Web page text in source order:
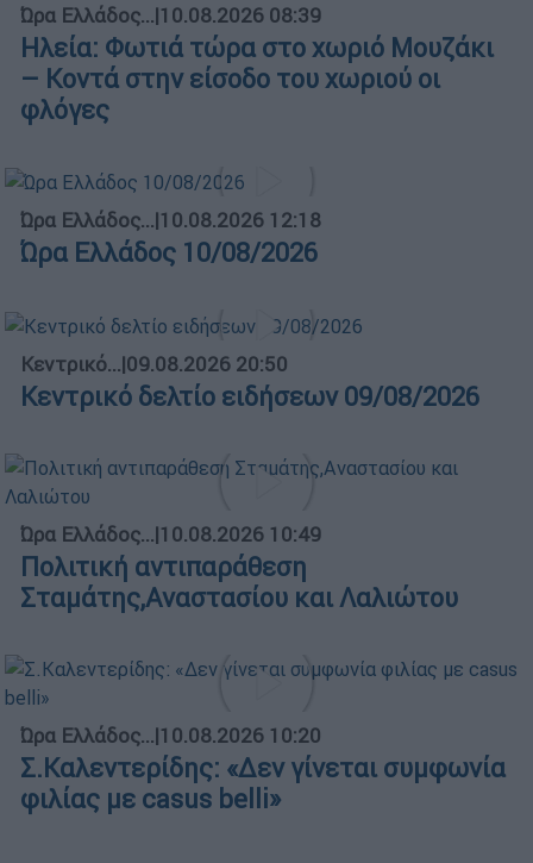
Ώρα Ελλάδος...|10.08.2026 08:39
Ηλεία: Φωτιά τώρα στο χωριό Μουζάκι
– Κοντά στην είσοδο του χωριού οι
φλόγες
Ώρα Ελλάδος...|10.08.2026 12:18
Ώρα Ελλάδος 10/08/2026
Κεντρικό...|09.08.2026 20:50
Κεντρικό δελτίο ειδήσεων 09/08/2026
Ώρα Ελλάδος...|10.08.2026 10:49
Πολιτική αντιπαράθεση
Σταμάτης,Αναστασίου και Λαλιώτου
Ώρα Ελλάδος...|10.08.2026 10:20
Σ.Καλεντερίδης: «Δεν γίνεται συμφωνία
φιλίας με casus belli»